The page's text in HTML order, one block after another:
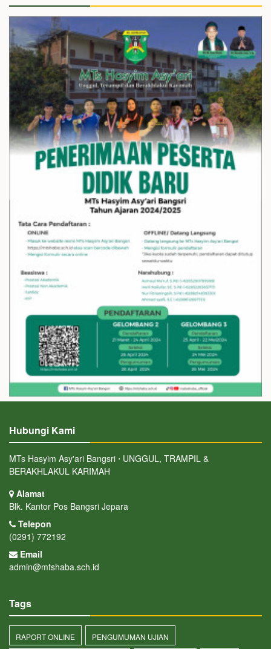
Hubungi Kami
MTs Hasyim Asy'ari Bangsri ⋅ UNGGUL, TRAMPIL &
BERAKHLAKUL KARIMAH
Alamat
Blk. Kantor Pos Bangsri Jepara
Telepon
(0291) 772192
Email
admin@mtshaba.sch.id
Tags
RAPORT ONLINE PENGUMUMAN UJIAN